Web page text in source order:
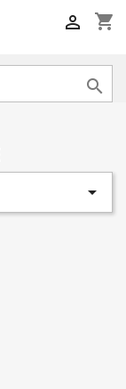
shopping_cart


